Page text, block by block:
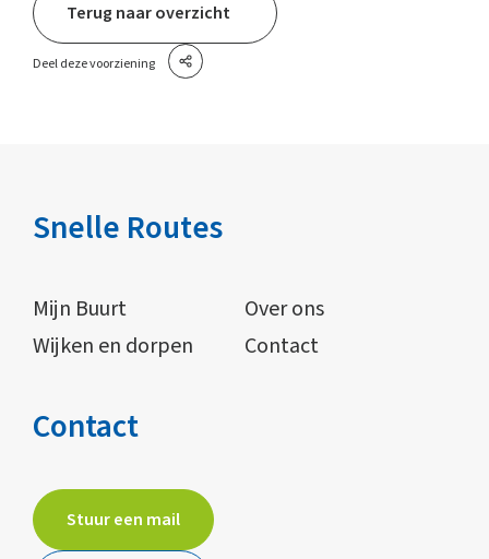
Terug naar overzicht
Deel deze voorziening
Snelle Routes
Mijn Buurt
Over ons
Wijken en dorpen
Contact
Contact
Stuur een mail